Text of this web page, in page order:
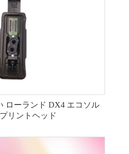
ローランド DX4 エコソル
リントヘッド